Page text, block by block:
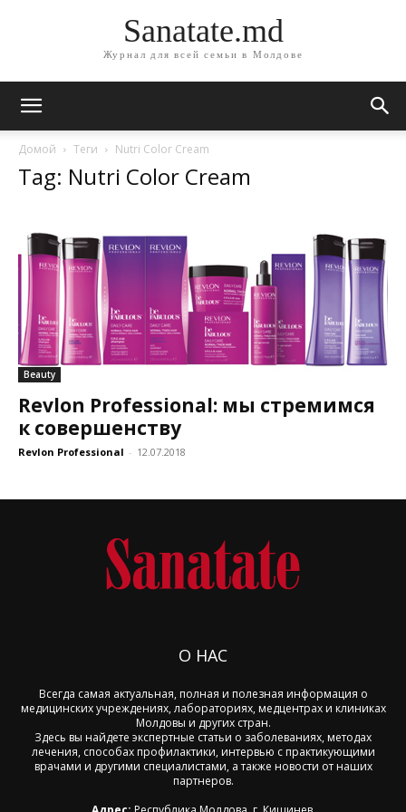
Sanatate.md
Журнал для всей семьи в Молдове
Домой Теги Nutri Color Cream
Tag: Nutri Color Cream
Beauty
Revlon Professional: мы стремимся
к совершенству
Revlon Professional - 12.07.2018
О НАС
Всегда самая актуальная, полная и полезная информация о
медицинских учреждениях, лабораториях, медцентрах и клиниках
Молдовы и других стран.
Здесь вы найдете экспертные статьи о заболеваниях, методах
лечения, способах профилактики, интервью с практикующими
врачами и другими специалистами, а также новости от наших
партнеров.